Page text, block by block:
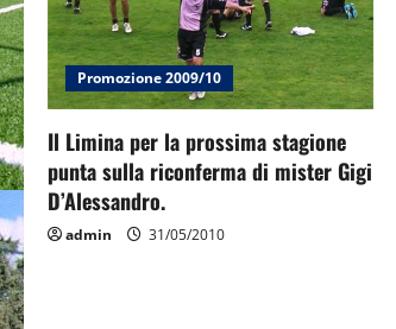
g
a
t
i
o
Promozione 2009/10
Il Limina per la prossima stagione
punta sulla riconferma di mister Gigi
D’Alessandro.
admin 31/05/2010